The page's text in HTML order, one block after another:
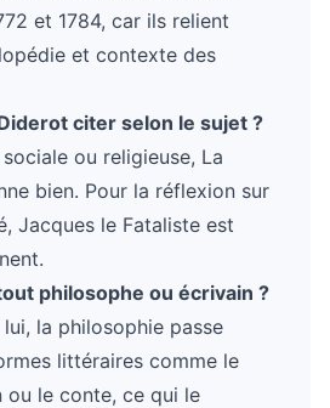
et 1784, car ils relient
et contexte des
citer selon le sujet ?
ou religieuse, La
bien. Pour la réflexion sur
Jacques le Fataliste est
philosophe ou écrivain ?
la philosophie passe
littéraires comme le
ou le conte, ce qui le